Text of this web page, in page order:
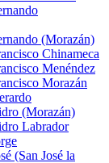
(Morazán)
Chinameca
Menéndez
Morazán
(Morazán)
Labrador
(San José la